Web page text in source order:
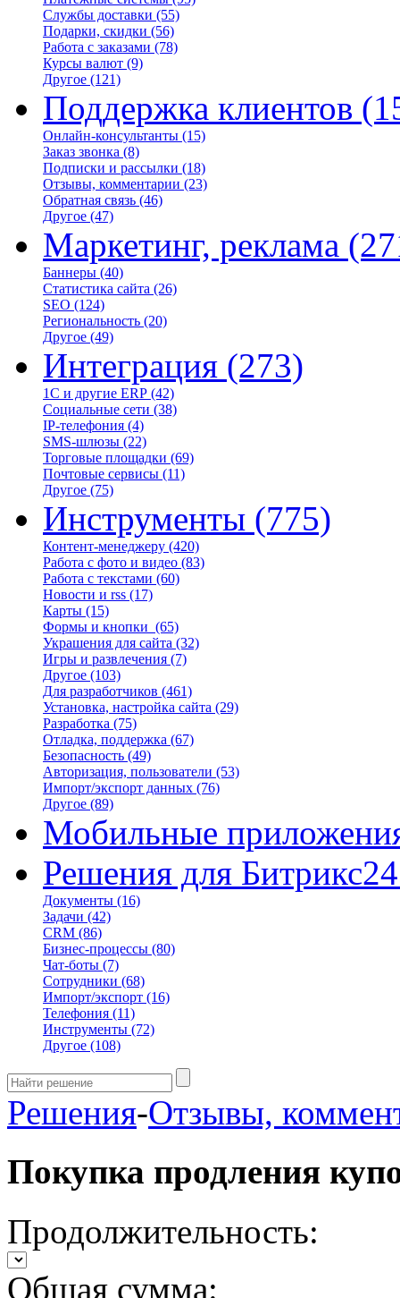
Службы доставки (55)
Подарки, скидки (56)
Работа с заказами (78)
Курсы валют (9)
Другое (121)
Поддержка клиентов
Онлайн-консультанты (15)
Заказ звонка (8)
Подписки и рассылки (18)
Отзывы, комментарии (23)
Обратная связь (46)
Другое (47)
Маркетинг, реклама
Баннеры (40)
Статистика сайта (26)
SEO (124)
Региональность (20)
Другое (49)
Интеграция (273)
1С и другие ERP (42)
Социальные сети (38)
IP-телефония (4)
SMS-шлюзы (22)
Торговые площадки (69)
Почтовые сервисы (11)
Другое (75)
Инструменты (775)
Контент-менеджеру (420)
Работа с фото и видео (83)
Работа с текстами (60)
Новости и rss (17)
Карты (15)
Формы и кнопки (65)
Украшения для сайта (32)
Игры и развлечения (7)
Другое (103)
Для разработчиков (461)
Установка, настройка сайта (29)
Разработка (75)
Отладка, поддержка (67)
Безопасность (49)
Авторизация, пользователи (53)
Импорт/экспорт данных (76)
Другое (89)
Мобильные
Решения для Битрикс24
Документы (16)
Задачи (42)
CRM (86)
Бизнес-процессы (80)
Чат-боты (7)
Сотрудники (68)
Импорт/экспорт (16)
Телефония (11)
Инструменты (72)
Другое (108)
Решения-Отзывы,
Покупка продления
Продолжительность:
Общая сумма: